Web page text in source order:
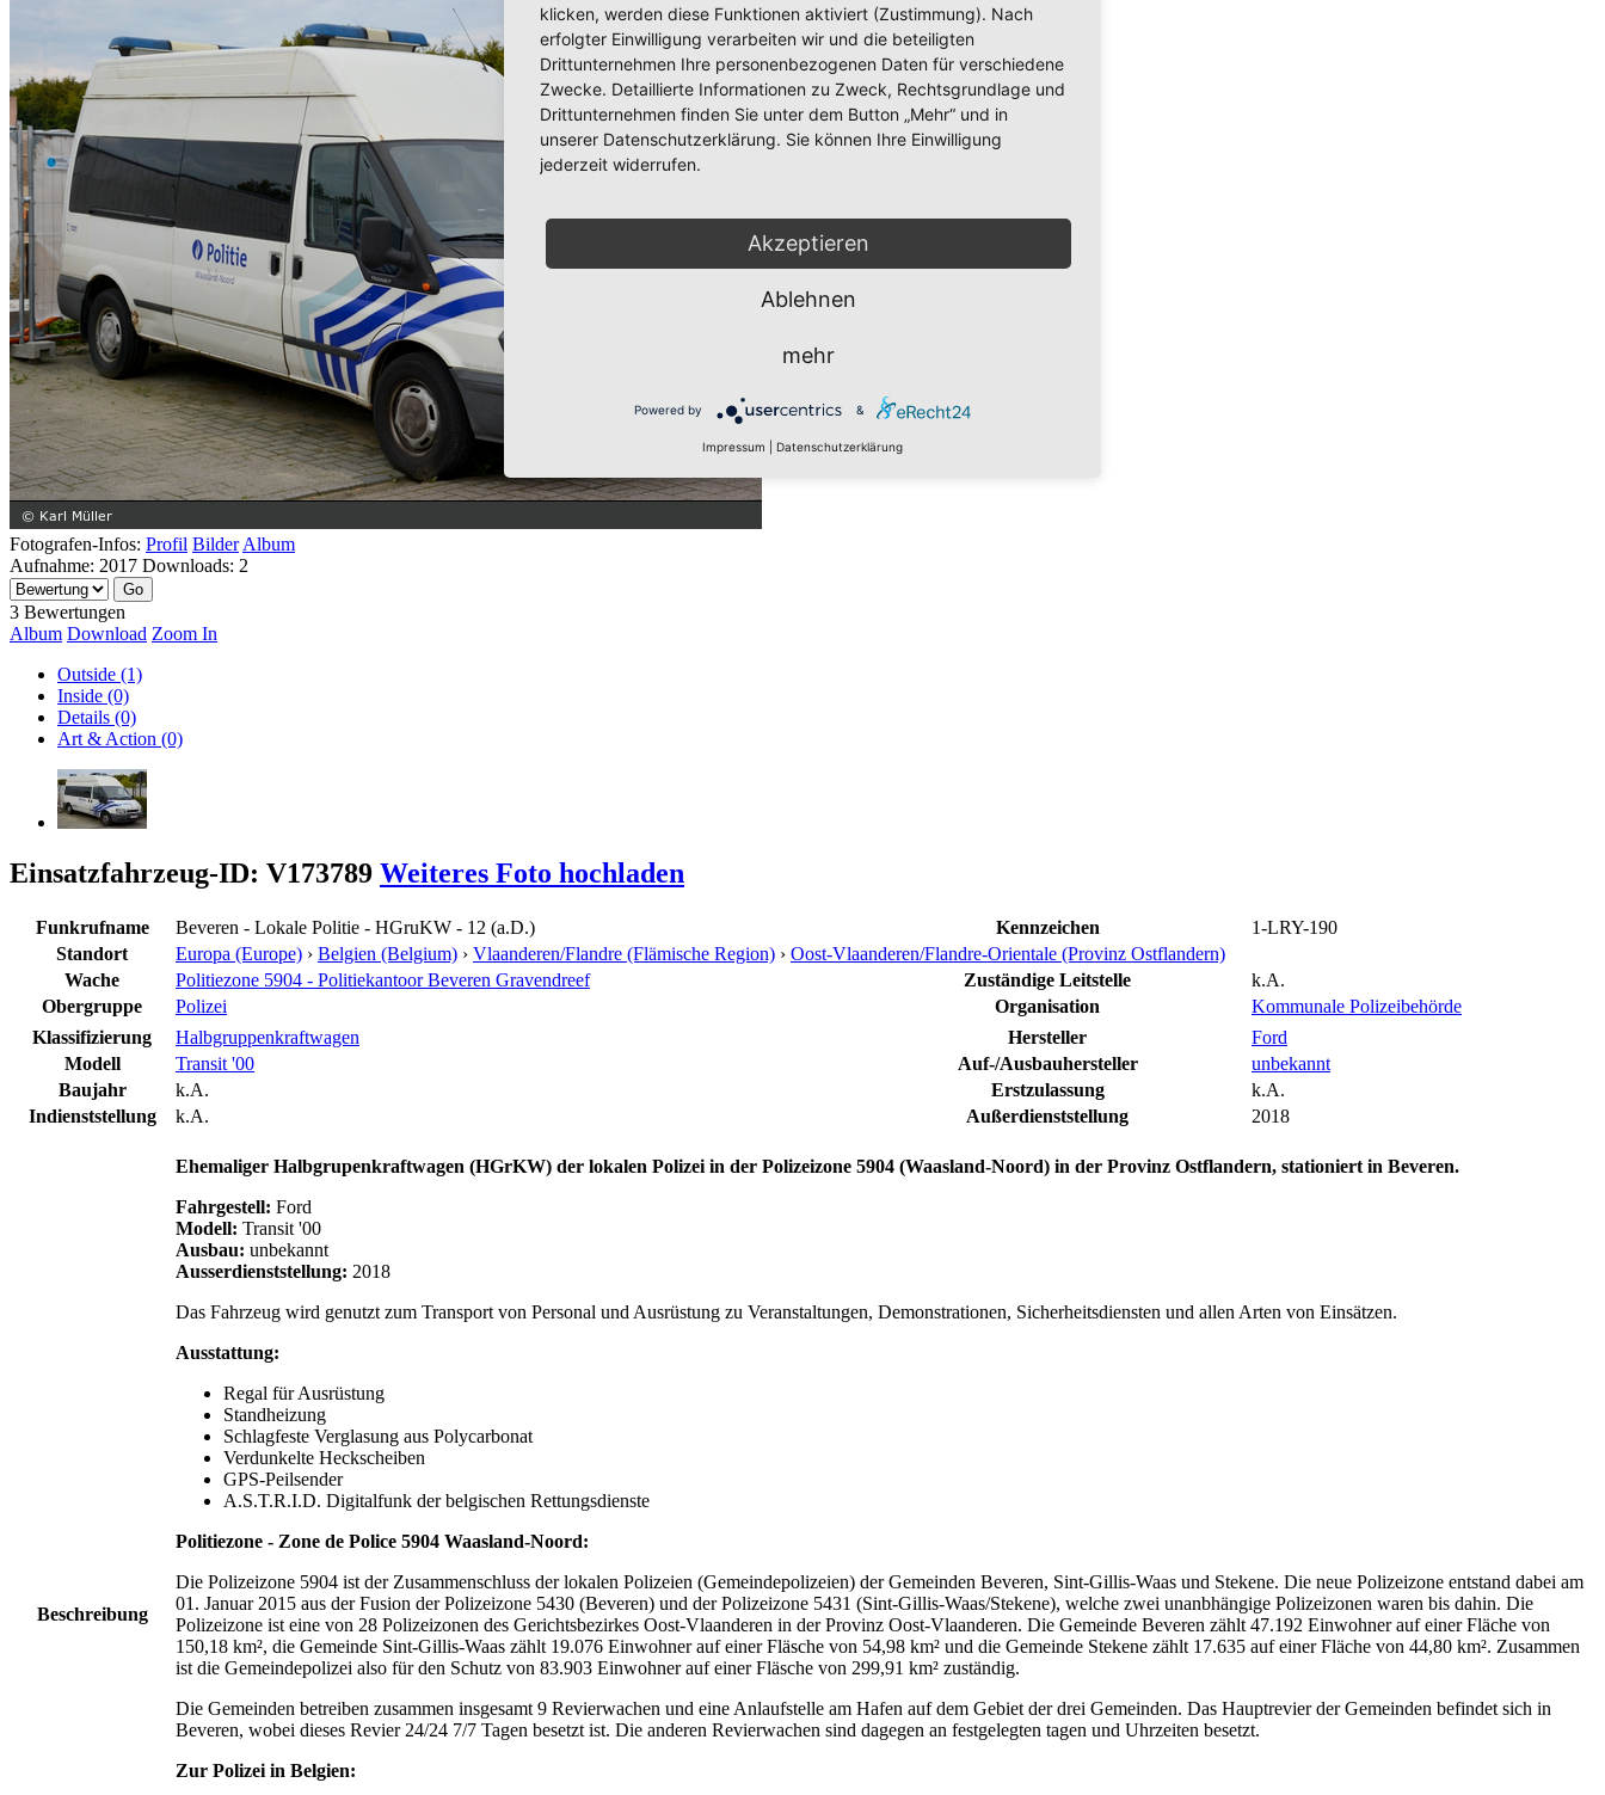
Fotografen-Infos: Profil Bilder Album
Aufnahme: 2017 Downloads: 2
3 Bewertungen
Album Download Zoom In
Outside (1)
Inside (0)
Details (0)
Art & Action (0)
Einsatzfahrzeug-ID: V173789 Weiteres Foto hochladen
Funkrufname Beveren - Lokale Politie - HGruKW - 12 (a.D.) Kennzeichen
1-LRY-190
Standort
Europa (Europe) › Belgien (Belgium) › Vlaanderen/Flandre (Flämische Region) › Oost-Vlaanderen/Flandre-Orientale (Provinz Ostflandern)
Wache
Politiezone 5904 - Politiekantoor Beveren Gravendreef Zuständige Leitstelle
k.A.
Obergruppe
Polizei Organisation
Kommunale Polizeibehörde
Klassifizierung
Halbgruppenkraftwagen Hersteller
Ford
Modell
Transit '00 Auf-/Ausbauhersteller
unbekannt
Baujahr
k.A. Erstzulassung
k.A.
Indienststellung
k.A. Außerdienststellung 2018
Beschreibung
Ehemaliger Halbgrupenkraftwagen (HGrKW) der lokalen Polizei in der Polizeizone 5904 (Waasland-Noord) in der Provinz Ostflandern, stationiert in Beveren.
Fahrgestell: Ford
Modell: Transit '00
Ausbau: unbekannt
Ausserdienststellung: 2018
Das Fahrzeug wird genutzt zum Transport von Personal und Ausrüstung zu Veranstaltungen, Demonstrationen, Sicherheitsdiensten und allen Arten von Einsätzen.
Ausstattung:
Regal für Ausrüstung
Standheizung
Schlagfeste Verglasung aus Polycarbonat
Verdunkelte Heckscheiben
GPS-Peilsender
A.S.T.R.I.D. Digitalfunk der belgischen Rettungsdienste
Politiezone - Zone de Police 5904 Waasland-Noord:
Die Polizeizone 5904 ist der Zusammenschluss der lokalen Polizeien (Gemeindepolizeien) der Gemeinden Beveren, Sint-Gillis-Waas und Stekene. Die neue Polizeizone entstand dabei am
01. Januar 2015 aus der Fusion der Polizeizone 5430 (Beveren) und der Polizeizone 5431 (Sint-Gillis-Waas/Stekene), welche zwei unanbhängige Polizeizonen waren bis dahin. Die
Polizeizone ist eine von 28 Polizeizonen des Gerichtsbezirkes Oost-Vlaanderen in der Provinz Oost-Vlaanderen. Die Gemeinde Beveren zählt 47.192 Einwohner auf einer Fläche von
150,18 km², die Gemeinde Sint-Gillis-Waas zählt 19.076 Einwohner auf einer Fläsche von 54,98 km² und die Gemeinde Stekene zählt 17.635 auf einer Fläche von 44,80 km². Zusammen
ist die Gemeindepolizei also für den Schutz von 83.903 Einwohner auf einer Fläsche von 299,91 km² zuständig.
Die Gemeinden betreiben zusammen insgesamt 9 Revierwachen und eine Anlaufstelle am Hafen auf dem Gebiet der drei Gemeinden. Das Hauptrevier der Gemeinden befindet sich in
Beveren, wobei dieses Revier 24/24 7/7 Tagen besetzt ist. Die anderen Revierwachen sind dagegen an festgelegten tagen und Uhrzeiten besetzt.
Zur Polizei in Belgien:
klicken, werden diese Funktionen aktiviert (Zustimmung). Nach
erfolgter Einwilligung verarbeiten wir und die beteiligten
Drittunternehmen Ihre personenbezogenen Daten für verschiedene
Zwecke. Detaillierte Informationen zu Zweck, Rechtsgrundlage und
Drittunternehmen finden Sie unter dem Button „Mehr“ und in
unserer Datenschutzerklärung. Sie können Ihre Einwilligung
jederzeit widerrufen.
Akzeptieren
Ablehnen
mehr
Powered by &
Impressum Datenschutzerklärung